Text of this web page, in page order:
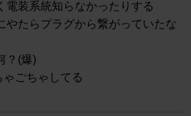
電装系統知らなかったりする
やたらプラグから繋がっていたな
？(爆)
ごちゃしてる